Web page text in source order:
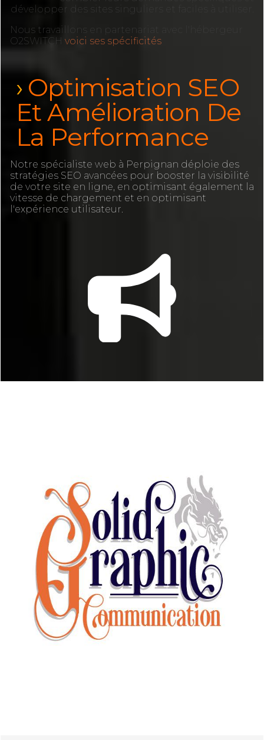
développer des sites singuliers et faciles à utiliser.
Nous travaillons en partenariat avec l'hébergeur
O2SWITCH voici ses spécificités
Optimisation SEO
Et Amélioration De
La Performance
Notre spécialiste web à Perpignan déploie des
stratégies SEO avancées pour booster la visibilité
de votre site en ligne, en optimisant également la
vitesse de chargement et en optimisant
l'expérience utilisateur.